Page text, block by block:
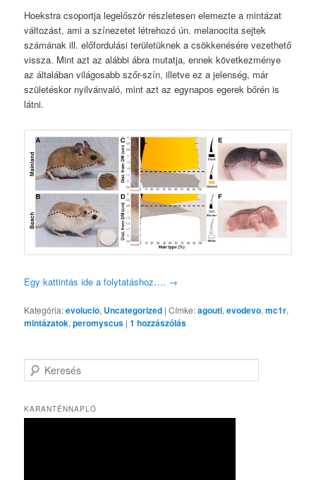
Hoekstra csoportja legelőször részletesen elemezte a mintázat
változást, ami a színezetet létrehozó ún. melanocita sejtek
számának ill. előfordulási területüknek a csökkenésére vezethető
vissza. Mint azt az alábbi ábra mutatja, ennek következménye
az általában világosabb szőr-szín, illetve ez a jelenség, már
születéskor nyilvánvaló, mint azt az egynapos egerek bőrén is
látni.
Egy kattintás ide a folytatáshoz…. →
Kategória:evolucio, Uncategorized |Címke:agouti,evodevo,mc1r,
mintázatok,peromyscus |1 hozzászólás
e
e
s
KARANTÉNNAPLÓ